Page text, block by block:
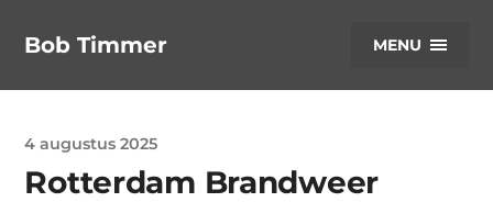
Bob Timmer MENU
4 augustus 2025
Rotterdam Brandweer